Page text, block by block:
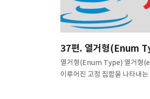
37편. 열거형(Enum
열거형(Enum Type) 열거형
이루어진 고정 집합을 나타내는